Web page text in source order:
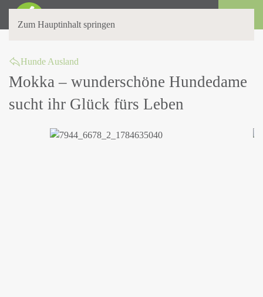
Zum Hauptinhalt springen
Hunde Ausland
Mokka – wunderschöne Hundedame
sucht ihr Glück fürs Leben